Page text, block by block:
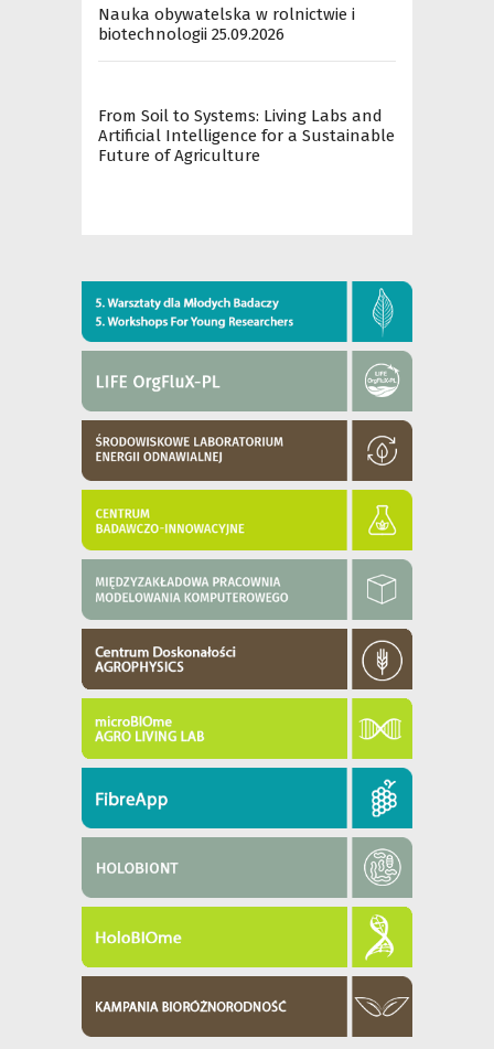
Nauka obywatelska w rolnictwie i
biotechnologii 25.09.2026
From Soil to Systems: Living Labs and
Artificial Intelligence for a Sustainable
Future of Agriculture